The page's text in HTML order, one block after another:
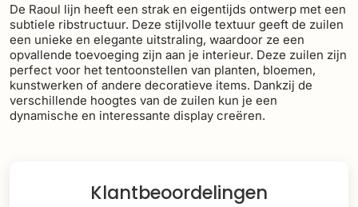
De Raoul lijn heeft een strak en eigentijds ontwerp met een
subtiele ribstructuur. Deze stijlvolle textuur geeft de zuilen
een unieke en elegante uitstraling, waardoor ze een
opvallende toevoeging zijn aan je interieur. Deze zuilen zijn
perfect voor het tentoonstellen van planten, bloemen,
kunstwerken of andere decoratieve items. Dankzij de
verschillende hoogtes van de zuilen kun je een
dynamische en interessante display creëren.
Klantbeoordelingen